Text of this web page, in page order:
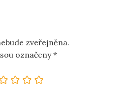
zveřejněna.
označeny*